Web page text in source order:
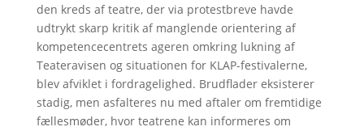
den kreds af teatre, der via protestbreve havde
udtrykt skarp kritik af manglende orientering af
kompetencecentrets ageren omkring lukning af
Teateravisen og situationen for KLAP-festivalerne,
blev afviklet i fordragelighed. Brudflader eksisterer
stadig, men asfalteres nu med aftaler om fremtidige
fællesmøder, hvor teatrene kan informeres om